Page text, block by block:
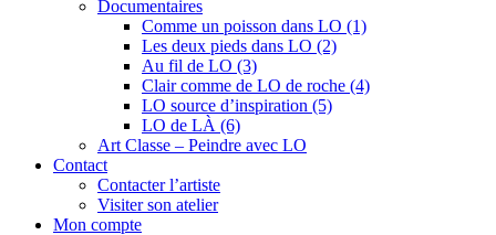
Documentaires
Comme un poisson dans LO (1)
Les deux pieds dans LO (2)
Au fil de LO (3)
Clair comme de LO de roche (4)
LO source d’inspiration (5)
LO de LÀ (6)
Art Classe – Peindre avec LO
Contact
Contacter l’artiste
Visiter son atelier
Mon compte